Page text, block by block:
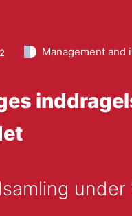
Management and